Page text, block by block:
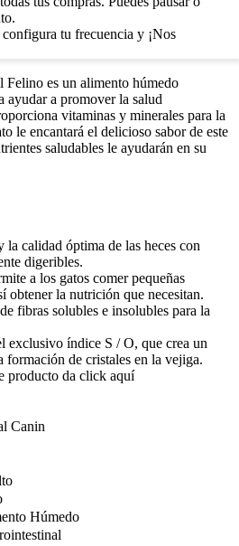
configura tu frecuencia y ¡Nos
es un alimento húmedo
ayudar a promover la salud
vitaminas y minerales para la
le encantará el delicioso sabor de este
saludables le ayudarán en su
calidad óptima de las heces con
digeribles.
a los gatos comer pequeñas
obtener la nutrición que necesitan.
fibras solubles e insolubles para la
exclusivo índice S / O, que crea un
formación de cristales en la vejiga.
producto da click aquí
Canin
Húmedo